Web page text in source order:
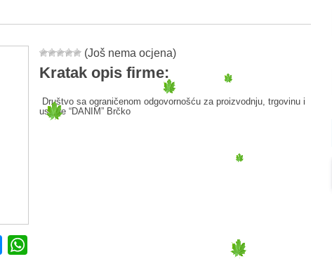
(Još nema ocjena)
Kratak opis firme:
Društvo sa ograničenom odgovornošću za proizvodnju, trgovinu i
usluge “DANIM” Brčko
Messenger